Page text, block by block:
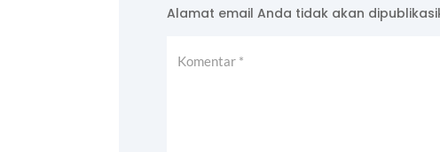
Alamat email Anda tidak akan